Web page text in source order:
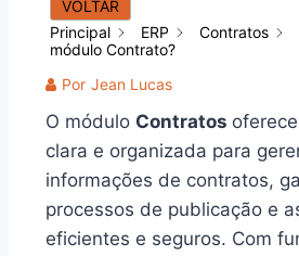
VOLTAR
Principal
ERP Contratos
módulo Contrato?
Por Jean Lucas
O módulo Contratos
clara e organizada para
informações de contratos,
processos de publicação e
eficientes e seguros. Com